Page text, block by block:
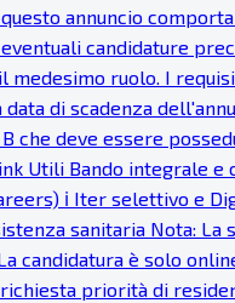
annuncio
candidature
medesimo ruolo. I
di scadenza
che deve essere
Utili Bando integrale e
ℹ Iter selettivo e
sanitaria Nota: La
candidatura è solo
richiesta priorità di